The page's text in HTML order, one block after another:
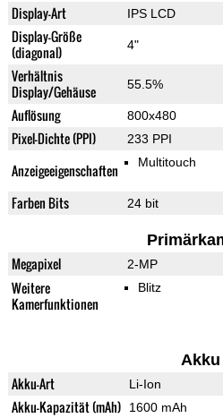
Display-Art IPS LCD
Display-Größe
(diagonal)
4"
Verhältnis
Display/Gehäuse
55.5%
Auflösung 800x480
Pixel-Dichte (PPI) 233 PPI
Anzeigeeigenschaften Multitouch
Farben Bits 24 bit
Megapixel 2-MP
Weitere
Kamerfunktionen
Blitz
Akku
Akku-Art Li-Ion
Akku-Kapazität (mAh) 1600 mAh